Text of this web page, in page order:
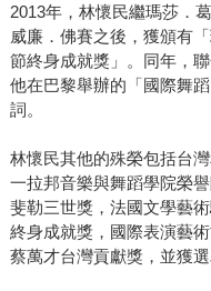
2013年，林懷民繼瑪莎．
威廉．佛賽之後，獲頒有
節終身成就獎」。同年，
他在巴黎舉辦的「國際舞
詞。
林懷民其他的殊榮包括台
一拉邦音樂與舞蹈學院榮
斐勒三世獎，法國文學藝
終身成就獎，國際表演藝
蔡萬才台灣貢獻獎，並獲